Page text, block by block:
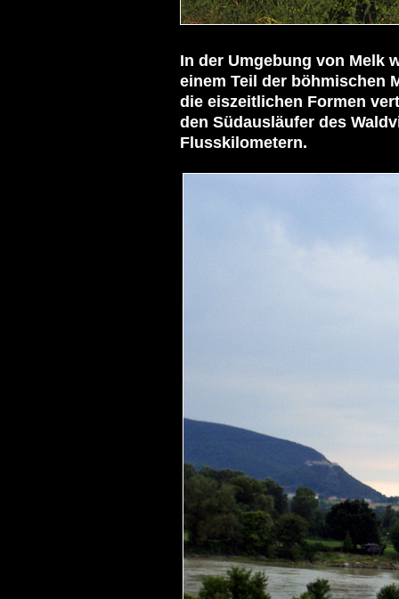
In der Umgebung von Melk
einem Teil der böhmischen
die eiszeitlichen Formen
den Südausläufer des
Flusskilometern.